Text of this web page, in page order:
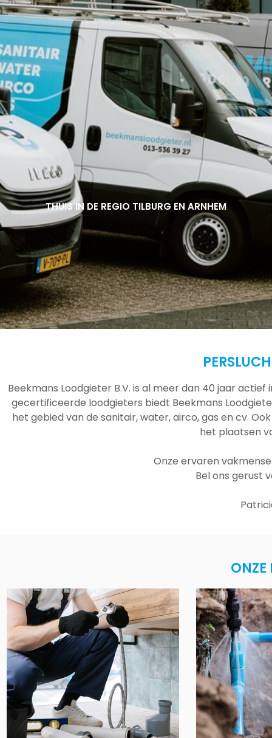
THUIS IN DE REGIO TILBURG EN ARNHEM
THUIS IN DE REGIO TILBURG EN ARNHEM
THUIS IN DE REGIO TILBURG EN ARNHEM
Beekmans Loodgieter B.V. is al meer dan 40 jaar
gecertificeerde loodgieters biedt Beekmans
het gebied van de sanitair, water, airco, gas en cv.
het plaatsen
Onze ervaren
Bel ons gerust
ONZE